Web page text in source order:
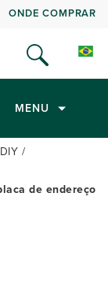
ONDE COMPRAR
MENU
de endereço